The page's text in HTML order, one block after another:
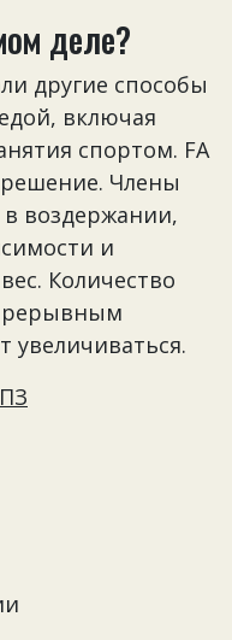
деле?
другие способы
включая
спортом. FA
решение. Члены
воздержании,
и
Количество
увеличиваться.